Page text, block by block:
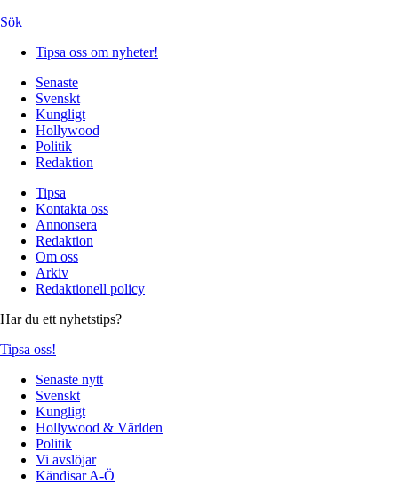
Sök
Tipsa oss om nyheter!
Senaste
Svenskt
Kungligt
Hollywood
Politik
Redaktion
Tipsa
Kontakta oss
Annonsera
Redaktion
Om oss
Arkiv
Redaktionell policy
Har du ett nyhetstips?
Tipsa oss!
Senaste nytt
Svenskt
Kungligt
Hollywood & Världen
Politik
Vi avslöjar
Kändisar A-Ö